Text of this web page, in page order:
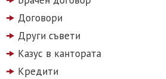
Договори
Други съвети
Казус в кантората
Кредити